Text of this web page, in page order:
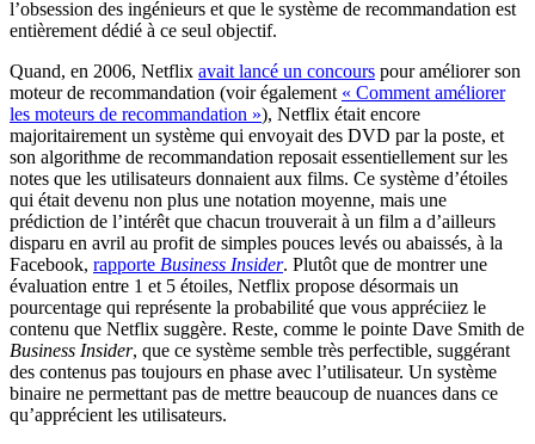
l’obsession des ingénieurs et que le système de recommandation est
entièrement dédié à ce seul objectif.
Quand, en 2006, Netflix avait lancé un concours pour améliorer son
moteur de recommandation (voir également « Comment améliorer
les moteurs de recommandation »), Netflix était encore
majoritairement un système qui envoyait des DVD par la poste, et
son algorithme de recommandation reposait essentiellement sur les
notes que les utilisateurs donnaient aux films. Ce système d’étoiles
qui était devenu non plus une notation moyenne, mais une
prédiction de l’intérêt que chacun trouverait à un film a d’ailleurs
disparu en avril au profit de simples pouces levés ou abaissés, à la
Facebook, rapporte Business Insider. Plutôt que de montrer une
évaluation entre 1 et 5 étoiles, Netflix propose désormais un
pourcentage qui représente la probabilité que vous appréciiez le
contenu que Netflix suggère. Reste, comme le pointe Dave Smith de
Business Insider, que ce système semble très perfectible, suggérant
des contenus pas toujours en phase avec l’utilisateur. Un système
binaire ne permettant pas de mettre beaucoup de nuances dans ce
qu’apprécient les utilisateurs.